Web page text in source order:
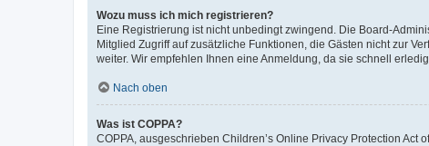
Wozu muss ich mich registrieren?
Eine Registrierung ist nicht unbedingt zwingend. Die Board-
Mitglied Zugriff auf zusätzliche Funktionen, die Gästen nicht zur
weiter. Wir empfehlen Ihnen eine Anmeldung, da sie schnell
Nach oben
Was ist COPPA?
COPPA, ausgeschrieben Children’s Online Privacy Protection